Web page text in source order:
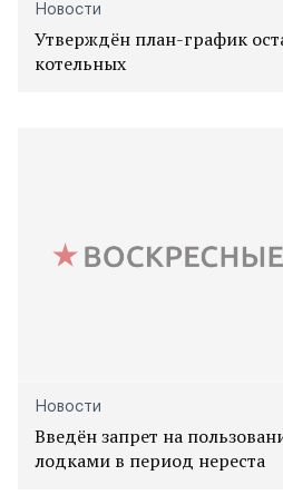
Новости
Утверждён план-график
котельных
Новости
Введён запрет на
лодками в период нереста